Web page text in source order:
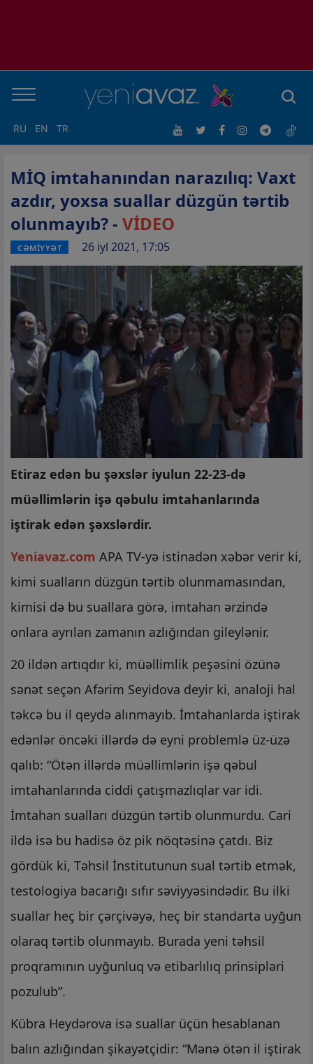
RU EN TR
MİQ imtahanından narazılıq: Vaxt
azdır, yoxsa suallar düzgün tərtib
olunmayıb? - VİDEO
CƏMİYYƏT 26 iyl 2021, 17:05
Etiraz edən bu şəxslər iyulun 22-23-də
müəllimlərin işə qəbulu imtahanlarında
iştirak edən şəxslərdir.
Yeniavaz.com APA TV-yə istinadən xəbər verir ki,
kimi sualların düzgün tərtib olunmamasından,
kimisi də bu suallara görə, imtahan ərzində
onlara ayrılan zamanın azlığından gileylənir.
20 ildən artıqdır ki, müəllimlik peşəsini özünə
sənət seçən Afərim Seyidova deyir ki, analoji hal
təkcə bu il qeydə alınmayıb. İmtahanlarda iştirak
edənlər öncəki illərdə də eyni problemlə üz-üzə
qalıb: “Ötən illərdə müəllimlərin işə qəbul
imtahanlarında ciddi çatışmazlıqlar var idi.
İmtahan sualları düzgün tərtib olunmurdu. Cari
ildə isə bu hadisə öz pik nöqtəsinə çatdı. Biz
gördük ki, Təhsil İnstitutunun sual tərtib etmək,
testologiya bacarığı sıfır səviyyəsindədir. Bu ilki
suallar heç bir çərçivəyə, heç bir standarta uyğun
olaraq tərtib olunmayıb. Burada yeni təhsil
proqramının uyğunluq və etibarlılıq prinsipləri
pozulub”.
Kübra Heydərova isə suallar üçün hesablanan
balın azlığından şikayətçidir: “Mənə ötən il iştirak